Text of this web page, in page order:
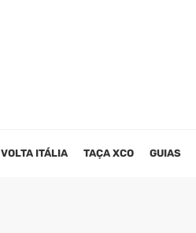
VOLTA ITÁLIA TAÇA XCO GUIAS